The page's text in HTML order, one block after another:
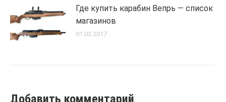
Где купить карабин Вепрь — список
магазинов
01.03.2017
Добавить комментарий